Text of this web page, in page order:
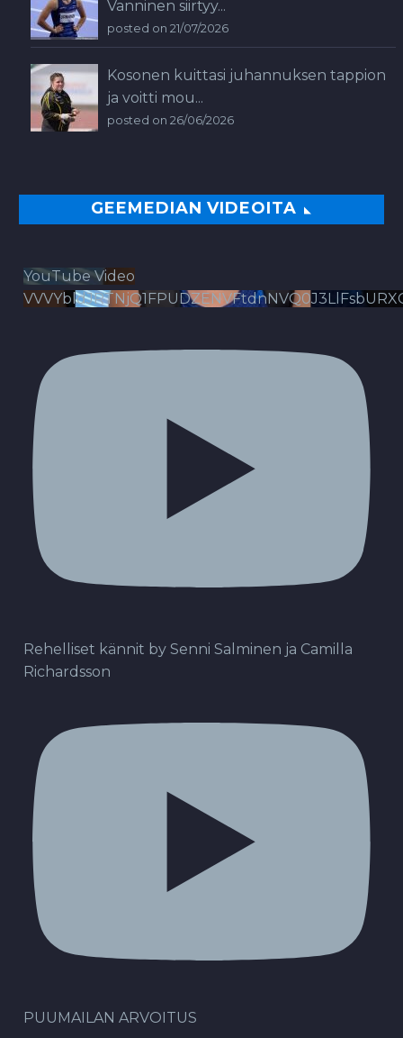
Vanninen siirtyy...
posted on 21/07/2026
Kosonen kuittasi juhannuksen tappion
ja voitti mou...
posted on 26/06/2026
GEEMEDIAN VIDEOITA
YouTube Video
Rehelliset kännit by Senni Salminen ja Camilla
Richardsson
PUUMAILAN ARVOITUS